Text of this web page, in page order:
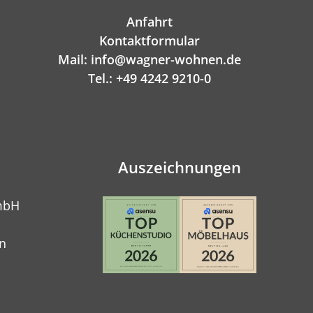
Anfahrt
Kontaktformular
Mail: info@wagner-wohnen.de
Tel.: +49 4242 9210-0
Auszeichnungen